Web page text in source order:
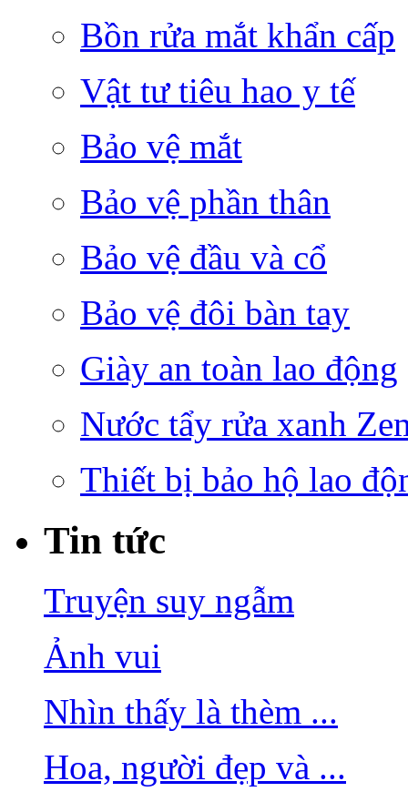
Bồn rửa mắt khẩn cấp
Vật tư tiêu hao y tế
Bảo vệ mắt
Bảo vệ phần thân
Bảo vệ đầu và cổ
Bảo vệ đôi bàn tay
Giày an toàn lao động
Nước tẩy rửa xanh
Thiết bị bảo hộ lao
Tin tức
Truyện suy ngẫm
Ảnh vui
Nhìn thấy là thèm ...
Hoa, người đẹp và ...